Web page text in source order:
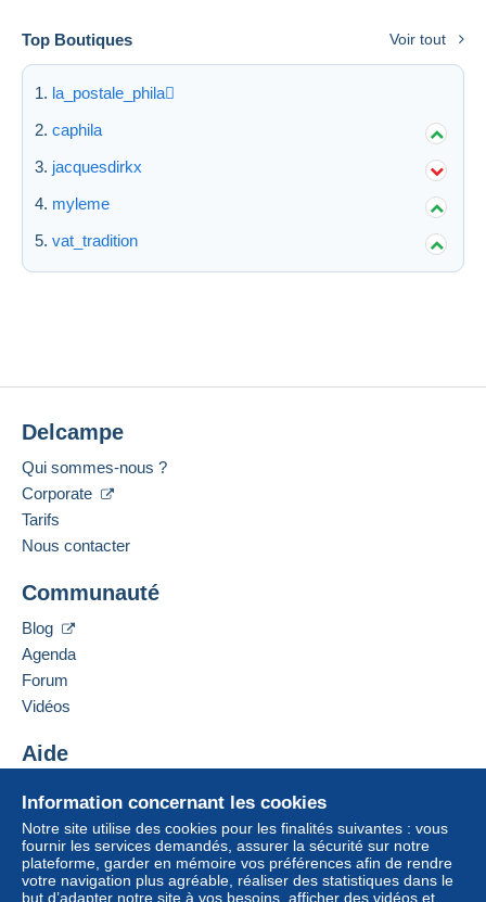
Top Boutiques Voir tout
la_postale_phila
caphila
jacquesdirkx
myleme
vat_tradition
Information concernant les cookies
Notre site utilise des cookies pour les finalités suivantes : vous
fournir les services demandés, assurer la sécurité sur notre
plateforme, garder en mémoire vos préférences afin de rendre
votre navigation plus agréable, réaliser des statistiques dans le
but d’adapter notre site à vos besoins, afficher des vidéos et
Delcampe
Qui sommes-nous ?
Corporate
Tarifs
Nous contacter
Communauté
Blog
Agenda
Forum
Vidéos
Aide
Acheter sur Delcampe
Vendre sur Delcampe
Un site sécurisé